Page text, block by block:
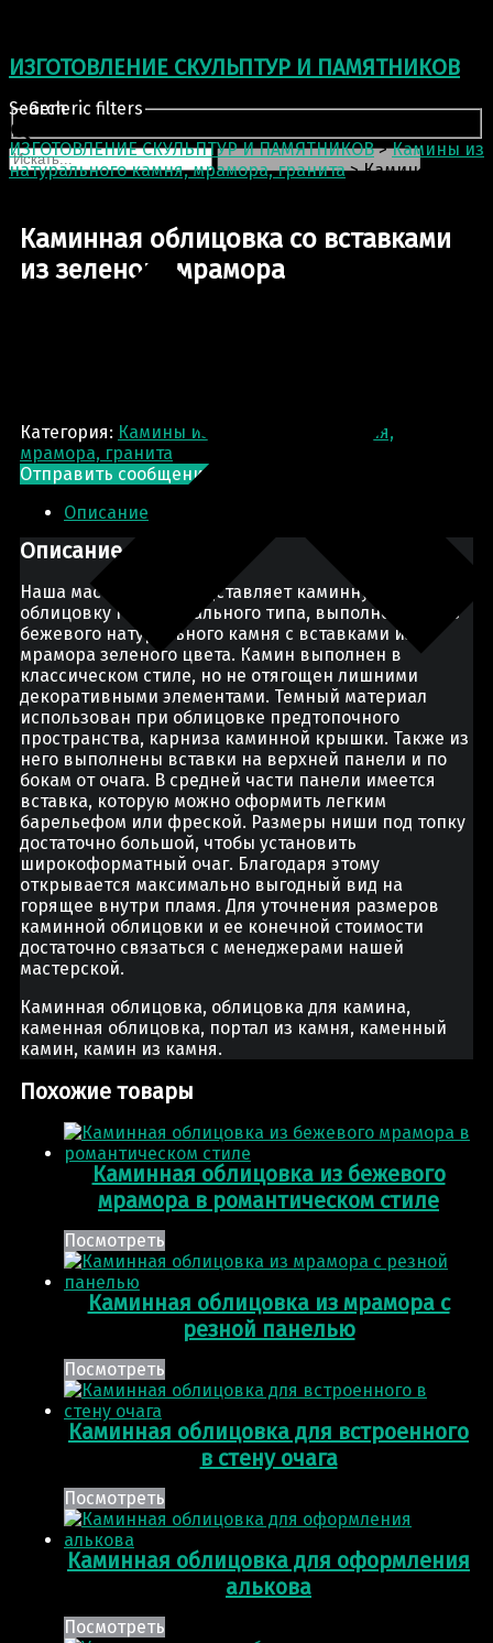
ИЗГОТОВЛЕНИЕ СКУЛЬПТУР И ПАМЯТНИКОВ
Search
Generic filters
ИЗГОТОВЛЕНИЕ СКУЛЬПТУР И ПАМЯТНИКОВ>Камины из
натурального камня, мрамора, гранита>Каминная
Каминная облицовка со вставками
из зеленого мрамора
Категория: Камины из натурального камня,
мрамора, гранита
Отправить сообщение
Описание
Описание
Наша мастерская представляет каминную
облицовку горизонтального типа, выполненную из
бежевого натурального камня с вставками из
мрамора зеленого цвета. Камин выполнен в
классическом стиле, но не отягощен лишними
декоративными элементами. Темный материал
использован при облицовке предтопочного
пространства, карниза каминной крышки. Также из
него выполнены вставки на верхней панели и по
бокам от очага. В средней части панели имеется
вставка, которую можно оформить легким
барельефом или фреской. Размеры ниши под топку
достаточно большой, чтобы установить
широкоформатный очаг. Благодаря этому
открывается максимально выгодный вид на
горящее внутри пламя. Для уточнения размеров
каминной облицовки и ее конечной стоимости
достаточно связаться с менеджерами нашей
мастерской.
Каминная облицовка, облицовка для камина,
каменная облицовка, портал из камня, каменный
камин, камин из камня.
Похожие товары
Каминная облицовка из бежевого
мрамора в романтическом стиле
Посмотреть
Каминная облицовка из мрамора с
резной панелью
Посмотреть
Каминная облицовка для встроенного
в стену очага
Посмотреть
Каминная облицовка для оформления
алькова
Посмотреть